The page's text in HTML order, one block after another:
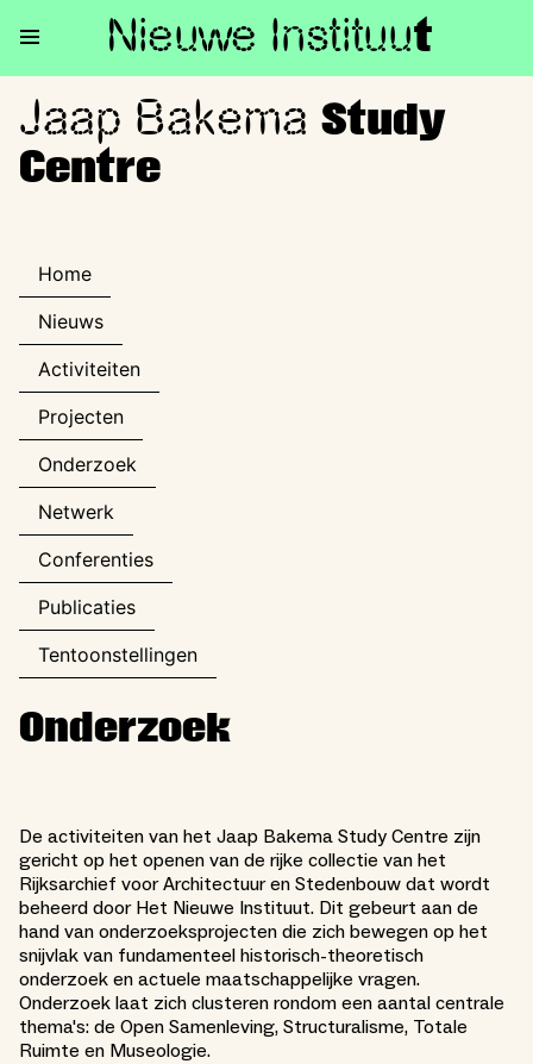
Nieuwe Instituut
Jaap Bakema Study Centre
Jaap Bakema Study
Centre
Home
Nieuws
Activiteiten
Projecten
Onderzoek
Netwerk
Conferenties
Publicaties
Tentoonstellingen
Onderzoek
De activiteiten van het Jaap Bakema Study Centre zijn
gericht op het openen van de rijke collectie van het
Rijksarchief voor Architectuur en Stedenbouw dat wordt
beheerd door Het Nieuwe Instituut. Dit gebeurt aan de
hand van onderzoeksprojecten die zich bewegen op het
snijvlak van fundamenteel historisch-theoretisch
onderzoek en actuele maatschappelijke vragen.
Onderzoek laat zich clusteren rondom een aantal centrale
thema's: de Open Samenleving, Structuralisme, Totale
Ruimte en Museologie.